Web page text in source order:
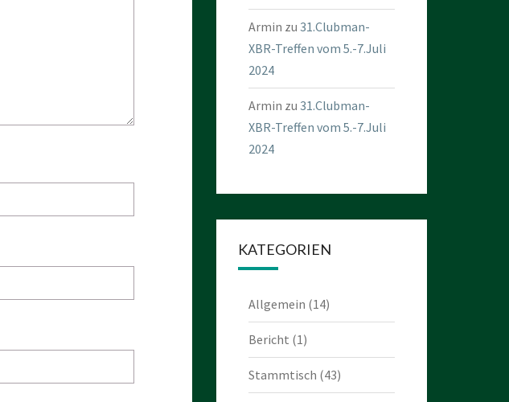
Armin zu 31.Clubman-
XBR-Treffen vom 5.-7.Juli
2024
Armin zu 31.Clubman-
XBR-Treffen vom 5.-7.Juli
2024
KATEGORIEN
Allgemein (14)
Bericht (1)
Stammtisch (43)